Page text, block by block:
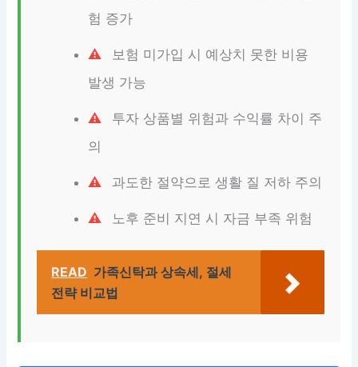
험 증가
보험 미가입 시 예상치 못한 비용
발생 가능
투자 상품별 위험과 수익률 차이 주
의
과도한 절약으로 생활 질 저하 주의
노후 준비 지연 시 자금 부족 위험
READ 가족신탁과 상속세, 절세
전략 비교법